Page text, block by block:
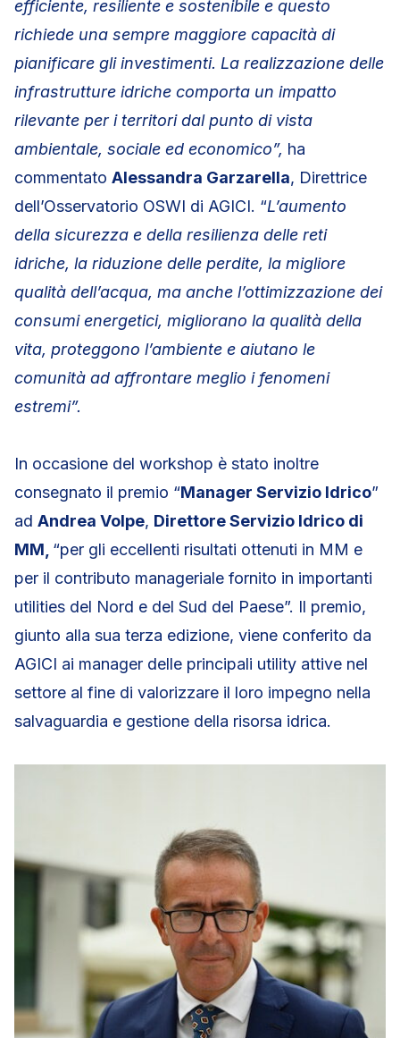
efficiente, resiliente e sostenibile e questo
richiede una sempre maggiore capacità di
pianificare gli investimenti. La realizzazione delle
infrastrutture idriche comporta un impatto
rilevante per i territori dal punto di vista
ambientale, sociale ed economico”, ha
commentato Alessandra Garzarella, Direttrice
dell’Osservatorio OSWI di AGICI. “L’aumento
della sicurezza e della resilienza delle reti
idriche, la riduzione delle perdite, la migliore
qualità dell’acqua, ma anche l’ottimizzazione dei
consumi energetici, migliorano la qualità della
vita, proteggono l’ambiente e aiutano le
comunità ad affrontare meglio i fenomeni
estremi”.
In occasione del workshop è stato inoltre
consegnato il premio “Manager Servizio Idrico”
ad Andrea Volpe, Direttore Servizio Idrico di
MM, “per gli eccellenti risultati ottenuti in MM e
per il contributo manageriale fornito in importanti
utilities del Nord e del Sud del Paese”. Il premio,
giunto alla sua terza edizione, viene conferito da
AGICI ai manager delle principali utility attive nel
settore al fine di valorizzare il loro impegno nella
salvaguardia e gestione della risorsa idrica.